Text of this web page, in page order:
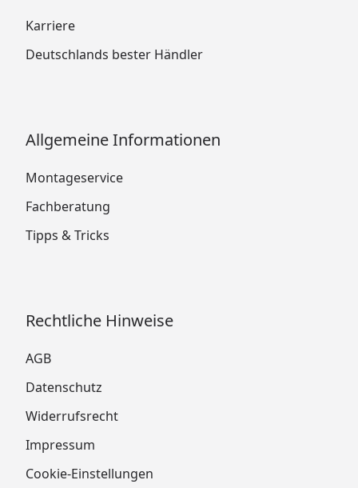
Karriere
Deutschlands bester Händler
Allgemeine Informationen
Montageservice
Fachberatung
Tipps & Tricks
Rechtliche Hinweise
AGB
Datenschutz
Widerrufsrecht
Impressum
Cookie-Einstellungen